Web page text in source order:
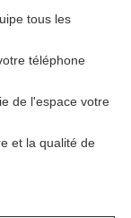
tous les
téléphone
de l'espace votre
et la qualité de